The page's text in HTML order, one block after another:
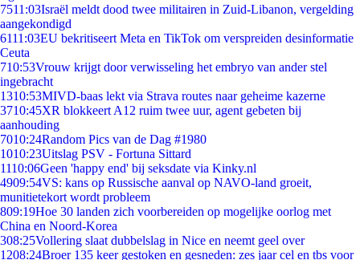
7511:03Israël meldt dood twee militairen in Zuid-Libanon, vergelding
aangekondigd
6111:03EU bekritiseert Meta en TikTok om verspreiden desinformatie
Ceuta
710:53Vrouw krijgt door verwisseling het embryo van ander stel
ingebracht
1310:53MIVD-baas lekt via Strava routes naar geheime kazerne
3710:45XR blokkeert A12 ruim twee uur, agent gebeten bij
aanhouding
7010:24Random Pics van de Dag #1980
1010:23Uitslag PSV - Fortuna Sittard
1110:06Geen 'happy end' bij seksdate via Kinky.nl
4909:54VS: kans op Russische aanval op NAVO-land groeit,
munitietekort wordt probleem
809:19Hoe 30 landen zich voorbereiden op mogelijke oorlog met
China en Noord-Korea
308:25Vollering slaat dubbelslag in Nice en neemt geel over
1208:24Broer 135 keer gestoken en gesneden: zes jaar cel en tbs voor